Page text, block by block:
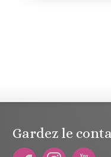
Gardez le